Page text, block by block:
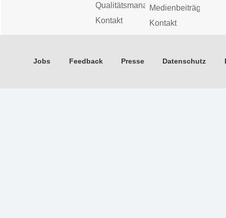
Qualitätsmanagement
Kontakt
Medienbeiträge
Kontakt
Jobs Feedback Presse Datenschutz